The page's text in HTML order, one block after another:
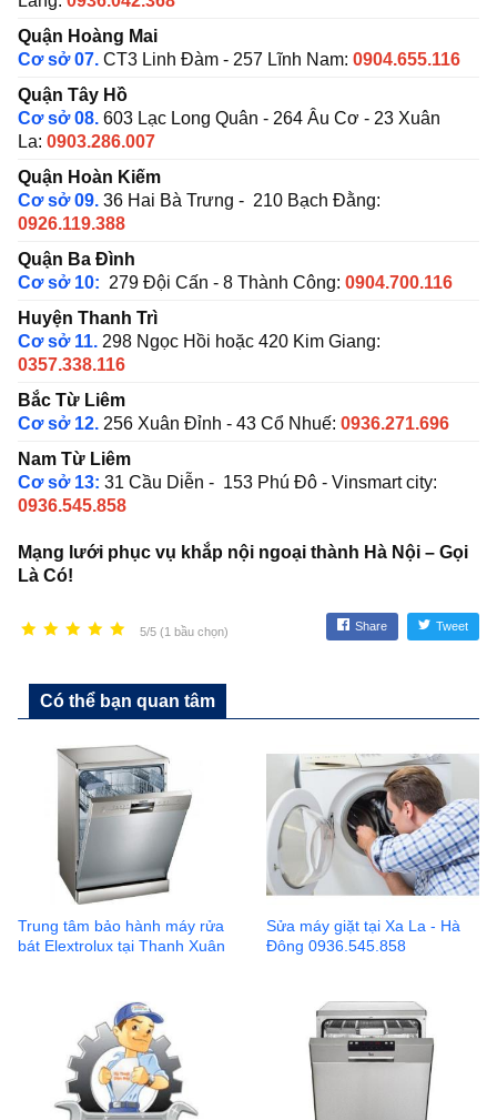
Quận Hoàng Mai
Cơ sở 07. CT3 Linh Đàm - 257 Lĩnh Nam: 0904.655.116
Quận Tây Hồ
Cơ sở 08. 603 Lạc Long Quân - 264 Âu Cơ - 23 Xuân
La: 0903.286.007
Quận Hoàn Kiếm
Cơ sở 09. 36 Hai Bà Trưng - 210 Bạch Đằng:
0926.119.388
Quận Ba Đình
Cơ sở 10: 279 Đội Cấn - 8 Thành Công: 0904.700.116
Huyện Thanh Trì
Cơ sở 11. 298 Ngọc Hồi hoặc 420 Kim Giang:
0357.338.116
Bắc Từ Liêm
Cơ sở 12. 256 Xuân Đỉnh - 43 Cổ Nhuế: 0936.271.696
Nam Từ Liêm
Cơ sở 13: 31 Cầu Diễn - 153 Phú Đô - Vinsmart city:
0936.545.858
Mạng lưới phục vụ khắp nội ngoại thành Hà Nội – Gọi
Là Có!
5/5 (1 bầu chọn) Share Tweet
Có thể bạn quan tâm
Trung tâm bảo hành máy rửa
bát Elextrolux tại Thanh Xuân
Sửa máy giặt tại Xa La - Hà
Đông 0936.545.858